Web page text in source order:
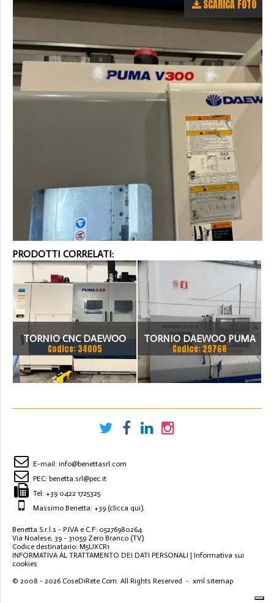
SCARICA FOTO
PRODOTTI CORRELATI:
TORNIO CNC DAEWOO
PUMA 350 A CNC FANUC 18
- T
Codice: 34005
TORNIO DAEWOO PUMA
230 M
Codice: 29768
E-mail: info@benettasrl.com
PEC: benetta.srl@pec.it
Tel: +39 0422 1725325
Massimo Benetta: +39 (clicca qui).
Benetta S.r.l.s - P.IVA e C.F: 05276980264
Via Noalese, 39 - 31059 Zero Branco (TV)
Codice destinatario: M5UXCR1
INFORMATIVA AL TRATTAMENTO DEI DATI PERSONALI | Informativa sui
cookies
© 2008 - 2026 CoseDiRete.Com. All Rights Reserved - xml sitemap